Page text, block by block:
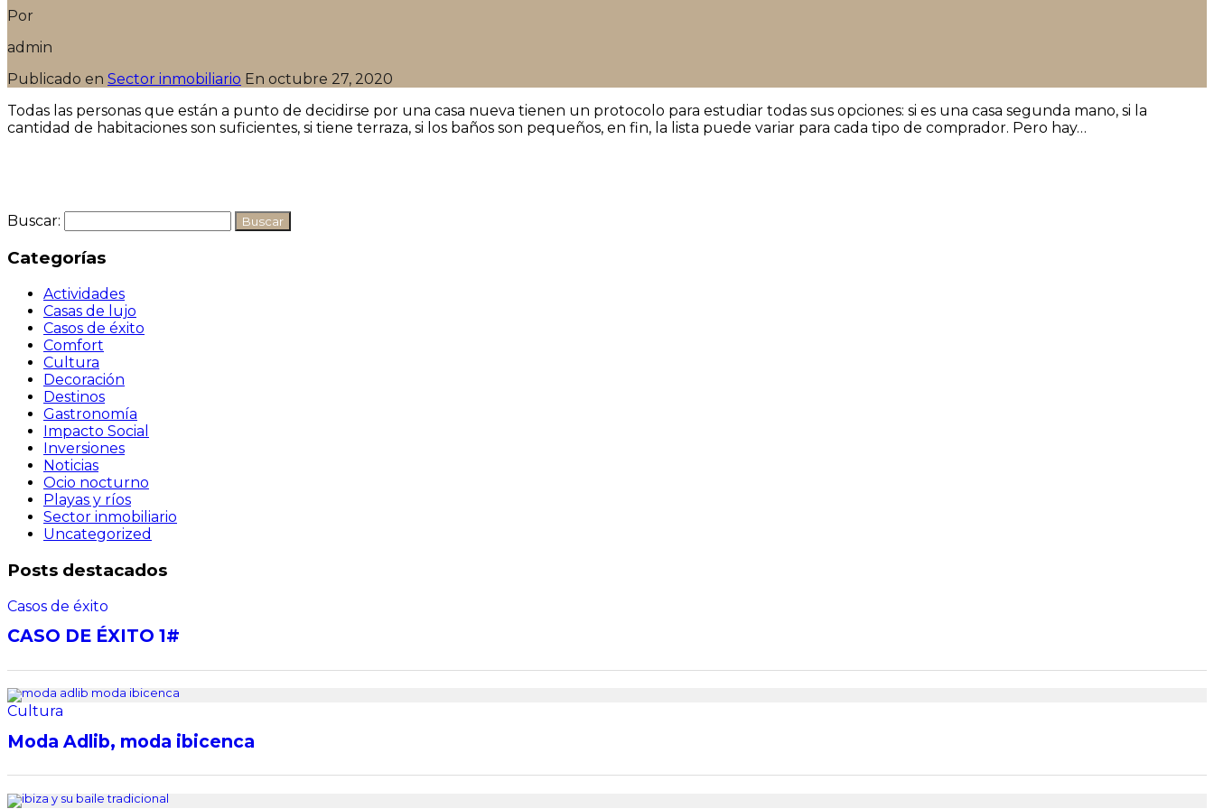
Por
admin
Publicado en Sector inmobiliario En octubre 27, 2020
Todas las personas que están a punto de decidirse por una casa nueva tienen un protocolo para estudiar todas sus opciones: si es una casa segunda mano, si la
cantidad de habitaciones son suficientes, si tiene terraza, si los baños son pequeños, en fin, la lista puede variar para cada tipo de comprador. Pero hay…
Buscar:
Categorías
Actividades
Casas de lujo
Casos de éxito
Comfort
Cultura
Decoración
Destinos
Gastronomía
Impacto Social
Inversiones
Noticias
Ocio nocturno
Playas y ríos
Sector inmobiliario
Uncategorized
Posts destacados
Casos de éxito
CASO DE ÉXITO 1#
Cultura
Moda Adlib, moda ibicenca